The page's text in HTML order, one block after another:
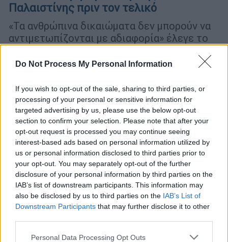
Do Not Process My Personal Information
If you wish to opt-out of the sale, sharing to third parties, or
processing of your personal or sensitive information for
targeted advertising by us, please use the below opt-out
section to confirm your selection. Please note that after your
opt-out request is processed you may continue seeing
interest-based ads based on personal information utilized by
us or personal information disclosed to third parties prior to
your opt-out. You may separately opt-out of the further
disclosure of your personal information by third parties on the
IAB’s list of downstream participants. This information may
also be disclosed by us to third parties on the IAB’s List of
Downstream Participants that may further disclose it to other
Please note that this website/app uses one or more Google
Personal Data Processing Opt Outs
Παλαιστίνης πριν τον τελικό
«Τα ανθρώπινα δικαιώματα δεν μπορούν να
αντιμετωπίζονται με αδιαφορία» έλεγε το
Κόσμος|06.05.2026 08:35